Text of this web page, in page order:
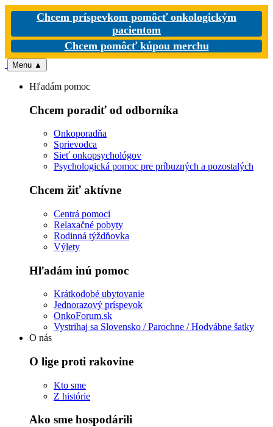
Chcem príspevkom pomôcť onkologickým
pacientom
Chcem pomôcť kúpou merchu
Menu ▲
Hľadám pomoc
Chcem poradiť od odborníka
Onkoporadňa
Sprievodca
Sieť onkopsychológov
Psychologická pomoc pre príbuzných a pozostalých
Chcem žiť aktívne
Centrá pomoci
Relaxačné pobyty
Rodinná týždňovka
Výlety
Hľadám inú pomoc
Krátkodobé ubytovanie
Jednorazový príspevok
OnkoForum.sk
Vystrihaj sa Slovensko / Parochne / Hodvábne šatky
O nás
O lige proti rakovine
Kto sme
Z histórie
Ako sme hospodárili